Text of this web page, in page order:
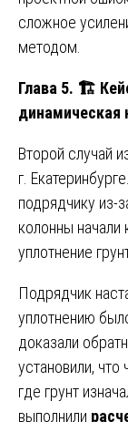
сложное
методом.
Глава 5. 🏗️
динамическая
Второй случай
г.
подрядчику из-
колонны
уплотнение
Подрядчик
уплотнению
доказали
установили,
где грунт
выполнили